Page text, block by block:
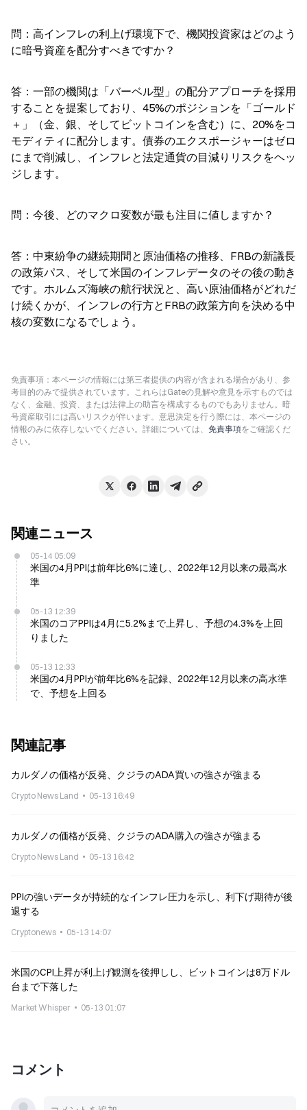
問：高インフレの利上げ環境下で、機関投資家はどのよう
に暗号資産を配分すべきですか？
答：一部の機関は「バーベル型」の配分アプローチを採用
することを提案しており、45%のポジションを「ゴールド
＋」（金、銀、そしてビットコインを含む）に、20%をコ
モディティに配分します。債券のエクスポージャーはゼロ
にまで削減し、インフレと法定通貨の目減りリスクをヘッ
ジします。
問：今後、どのマクロ変数が最も注目に値しますか？
答：中東紛争の継続期間と原油価格の推移、FRBの新議長
の政策パス、そして米国のインフレデータのその後の動き
です。ホルムズ海峡の航行状況と、高い原油価格がどれだ
け続くかが、インフレの行方とFRBの政策方向を決める中
核の変数になるでしょう。
免責事項：本ページの情報には第三者提供の内容が含まれる場合があり、参
考目的のみで提供されています。これらはGateの見解や意見を示すものでは
なく、金融、投資、または法律上の助言を構成するものでもありません。暗
号資産取引には高いリスクが伴います。意思決定を行う際には、本ページの
情報のみに依存しないでください。詳細については、 免責事項をご確認くだ
さい。
関連ニュース
05-14 05:09
米国の4月PPIは前年比6%に達し、2022年12月以来の最高水
準
05-13 12:39
米国のコアPPIは4月に5.2%まで上昇し、予想の4.3%を上回
りました
05-13 12:33
米国の4月PPIが前年比6%を記録、2022年12月以来の高水準
で、予想を上回る
関連記事
カルダノの価格が反発、クジラのADA買いの強さが強まる
Crypto News Land 05-13 16:49
カルダノの価格が反発、クジラのADA購入の強さが強まる
Crypto News Land 05-13 16:42
PPIの強いデータが持続的なインフレ圧力を示し、利下げ期待が後
退する
Cryptonews 05-13 14:07
米国のCPI上昇が利上げ観測を後押しし、ビットコインは8万ドル
台まで下落した
Market Whisper 05-13 01:07
コメント